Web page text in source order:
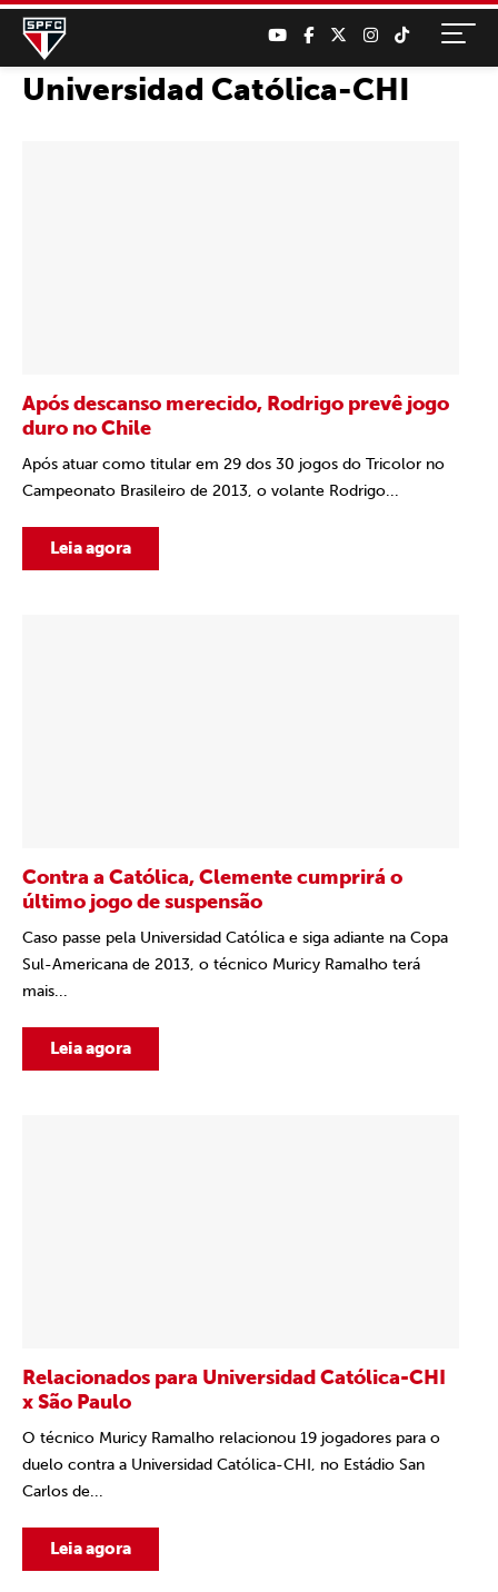
Universidad Católica-CHI
Após descanso merecido, Rodrigo prevê jogo
duro no Chile
Após atuar como titular em 29 dos 30 jogos do Tricolor no
Campeonato Brasileiro de 2013, o volante Rodrigo...
Leia agora
Contra a Católica, Clemente cumprirá o
último jogo de suspensão
Caso passe pela Universidad Católica e siga adiante na Copa
Sul-Americana de 2013, o técnico Muricy Ramalho terá
mais...
Leia agora
Relacionados para Universidad Católica-CHI
x São Paulo
O técnico Muricy Ramalho relacionou 19 jogadores para o
duelo contra a Universidad Católica-CHI, no Estádio San
Carlos de...
Leia agora